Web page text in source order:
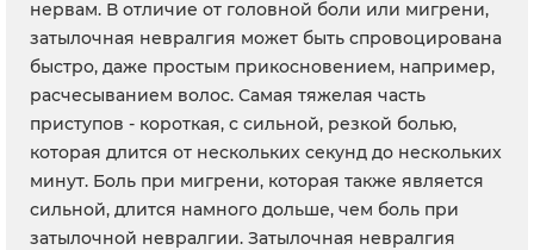
нервам. В отличие от головной боли или мигрени,
затылочная невралгия может быть спровоцирована
быстро, даже простым прикосновением, например,
расчесыванием волос. Самая тяжелая часть
приступов - короткая, с сильной, резкой болью,
которая длится от нескольких секунд до нескольких
минут. Боль при мигрени, которая также является
сильной, длится намного дольше, чем боль при
затылочной невралгии. Затылочная невралгия